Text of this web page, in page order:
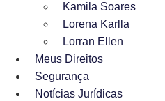
Kamila Soares
Lorena Karlla
Lorran Ellen
Meus Direitos
Segurança
Notícias Jurídicas